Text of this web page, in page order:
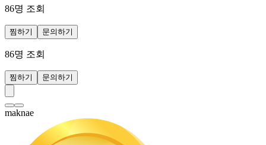
86명 조회
찜하기 문의하기
86명 조회
찜하기 문의하기
maknae